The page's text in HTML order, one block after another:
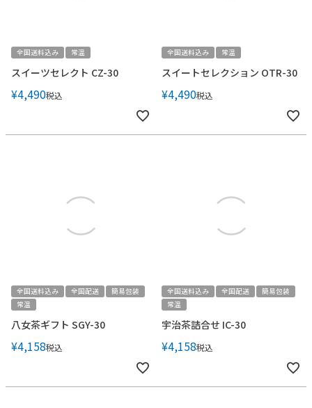
全国送料込み 常温
スイーツセレクト CZ-30
¥4,490税込
全国送料込み 常温
スイートセレクション OTR-30
¥4,490税込
全国送料込み 全国配送
簡易包装
常温
八女茶ギフト SGY-30
¥4,158税込
全国送料込み 全国配送
簡易包装
常温
宇治茶詰合せ IC-30
¥4,158税込